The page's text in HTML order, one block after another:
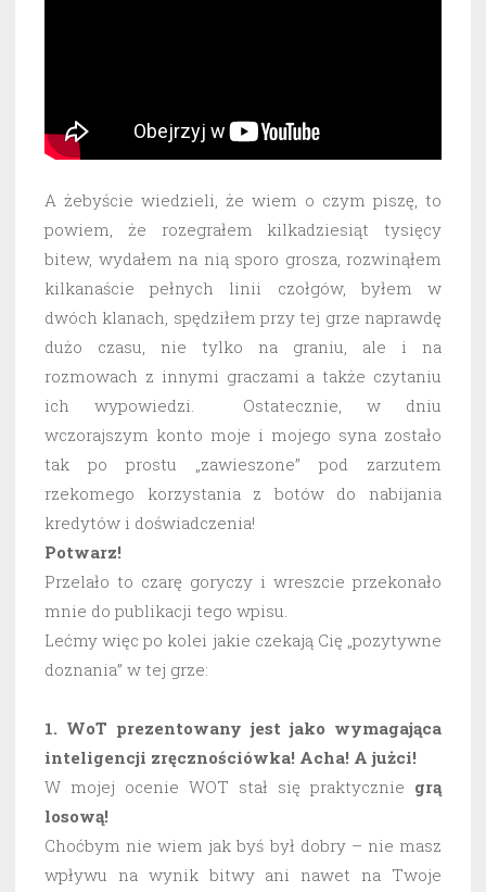
A żebyście wiedzieli, że wiem o czym piszę, to
powiem, że rozegrałem kilkadziesiąt tysięcy
bitew, wydałem na nią sporo grosza, rozwinąłem
kilkanaście pełnych linii czołgów, byłem w
dwóch klanach, spędziłem przy tej grze naprawdę
dużo czasu, nie tylko na graniu, ale i na
rozmowach z innymi graczami a także czytaniu
ich wypowiedzi. Ostatecznie, w dniu
wczorajszym konto moje i mojego syna zostało
tak po prostu „zawieszone” pod zarzutem
rzekomego korzystania z botów do nabijania
kredytów i doświadczenia!
Potwarz!
Przelało to czarę goryczy i wreszcie przekonało
mnie do publikacji tego wpisu.
Lećmy więc po kolei jakie czekają Cię „pozytywne
doznania” w tej grze:
1. WoT prezentowany jest jako wymagająca
inteligencji zręcznościówka! Acha! A jużci!
W mojej ocenie WOT stał się praktycznie grą
losową!
Choćbym nie wiem jak byś był dobry – nie masz
wpływu na wynik bitwy ani nawet na Twoje